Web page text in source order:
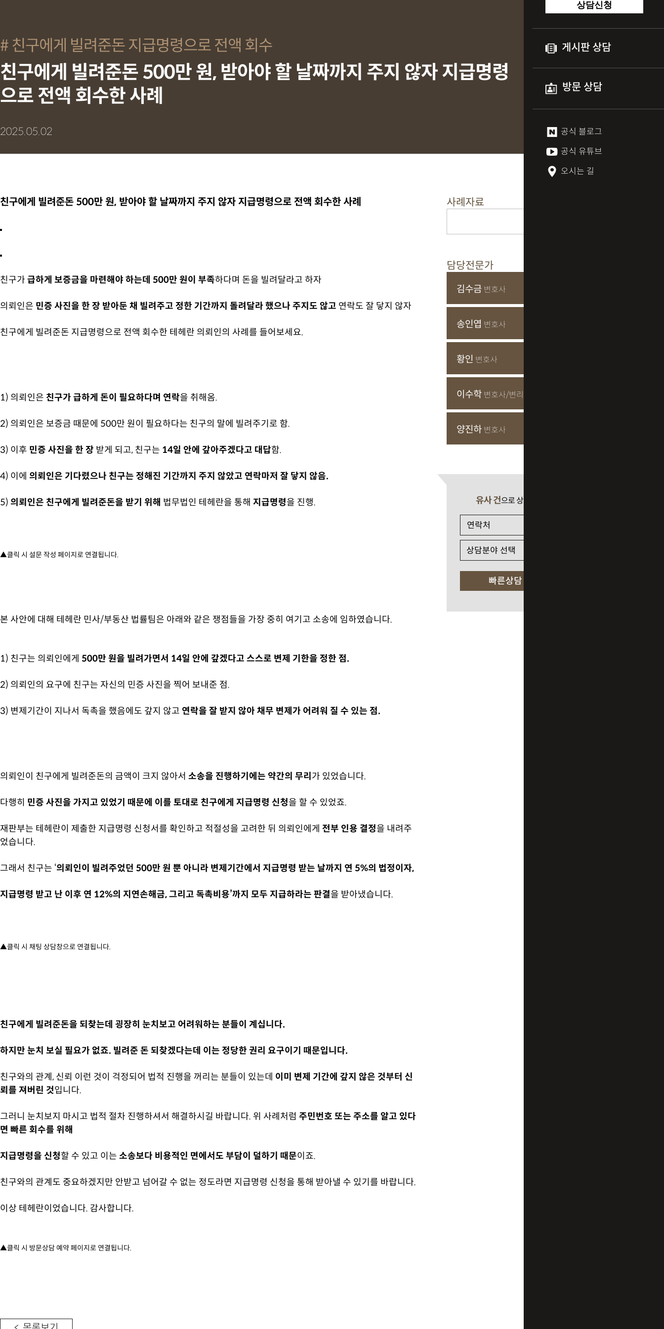
상담신청
게시판 상담
방문 상담
공식 블로그
공식 유튜브
오시는 길
친구에게 빌려준돈 지급명령으로 전액 회수
친구에게 빌려준돈 500만 원, 받아야 할 날짜까지 주지 않자 지급명령
으로 전액 회수한 사례
2025.05.02
친구에게 빌려준돈 500만 원, 받아야 할 날짜까지 주지 않자 지급명령으로 전액 회수한 사례
친구가 급하게 보증금을 마련해야 하는데 500만 원이 부족하다며 돈을 빌려달라고 하자
의뢰인은 민증 사진을 한 장 받아둔 채 빌려주고 정한 기간까지 돌려달라 했으나 주지도 않고 연락도 잘 닿지 않자
친구에게 빌려준돈 지급명령으로 전액 회수한 테헤란 의뢰인의 사례를 들어보세요.
1) 의뢰인은 친구가 급하게 돈이 필요하다며 연락을 취해옴.
2) 의뢰인은 보증금 때문에 500만 원이 필요하다는 친구의 말에 빌려주기로 함.
3) 이후 민증 사진을 한 장 받게 되고, 친구는 14일 안에 갚아주겠다고 대답함.
4) 이에 의뢰인은 기다렸으나 친구는 정해진 기간까지 주지 않았고 연락마저 잘 닿지 않음.
5) 의뢰인은 친구에게 빌려준돈을 받기 위해 법무법인 테헤란을 통해 지급명령을 진행.
▲클릭 시 설문 작성 페이지로 연결됩니다.
본 사안에 대해 테헤란 민사/부동산 법률팀은 아래와 같은 쟁점들을 가장 중히 여기고 소송에 임하였습니다.
1) 친구는 의뢰인에게 500만 원을 빌려가면서 14일 안에 갚겠다고 스스로 변제 기한을 정한 점.
2) 의뢰인의 요구에 친구는 자신의 민증 사진을 찍어 보내준 점.
3) 변제기간이 지나서 독촉을 했음에도 갚지 않고 연락을 잘 받지 않아 채무 변제가 어려워 질 수 있는 점.
의뢰인이 친구에게 빌려준돈의 금액이 크지 않아서 소송을 진행하기에는 약간의 무리 가 있었습니다.
다행히 민증 사진을 가지고 있었기 때문에 이를 토대로 친구에게 지급명령 신청을 할 수 있었죠.
재판부는 테헤란이 제출한 지급명령 신청서를 확인하고 적절성을 고려한 뒤 의뢰인에게 전부 인용 결정을 내려주
었습니다.
그래서 친구는 ‘의뢰인이 빌려주었던 500만 원 뿐 아니라 변제기간에서 지급명령 받는 날까지 연 5%의 법정이자,
지급명령 받고 난 이후 연 12%의 지연손해금, 그리고 독촉비용’까지 모두 지급하라는 판결을 받아냈습니다.
▲클릭 시 채팅 상담창으로 연결됩니다.
친구에게 빌려준돈을 되찾는데 굉장히 눈치보고 어려워하는 분들이 계십니다.
하지만 눈치 보실 필요가 없죠. 빌려준 돈 되찾겠다는데 이는 정당한 권리 요구이기 때문입니다.
친구와의 관계, 신뢰 이런 것이 걱정되어 법적 진행을 꺼리는 분들이 있는데 이미 변제 기간에 갚지 않은 것부터 신
뢰를 져버린 것입니다.
그러니 눈치보지 마시고 법적 절차 진행하셔서 해결하시길 바랍니다. 위 사례처럼 주민번호 또는 주소를 알고 있다
면 빠른 회수를 위해
지급명령을 신청할 수 있고 이는 소송보다 비용적인 면에서도 부담이 덜하기 때문이죠.
친구와의 관계도 중요하겠지만 안받고 넘어갈 수 없는 정도라면 지급명령 신청을 통해 받아낼 수 있기를 바랍니다.
이상 테헤란이었습니다. 감사합니다.
▲클릭 시 방문상담 예약 페이지로 연결됩니다.
사례자료
담당전문가
김수금 변호사
송인엽 변호사
황인 변호사
이수학 변호사/변리사
양진하 변호사
유사 건으로 상담 필요 시